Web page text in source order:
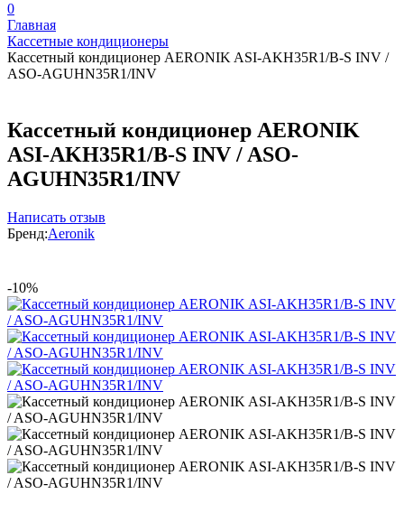
0
Главная
Кассетные кондиционеры
Кассетный кондиционер AERONIK ASI-AKH35R1/B-S INV /
ASO-AGUHN35R1/INV
Кассетный кондиционер AERONIK
ASI-AKH35R1/B-S INV / ASO-
AGUHN35R1/INV
Написать отзыв
Бренд:Aeronik
-10%